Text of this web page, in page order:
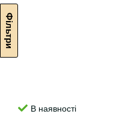
В наявності